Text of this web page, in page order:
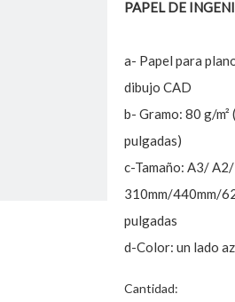
PAPEL DE
a- Papel para
dibujo CAD
b- Gramo: 80 g/
pulgadas)
c-Tamaño: A3/
310mm/440mm/
pulgadas
d-Color: un lado
Cantidad: